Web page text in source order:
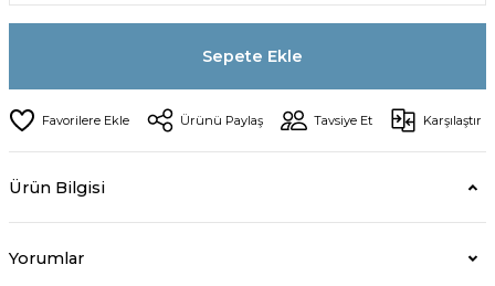
Sepete Ekle
Ürünü Paylaş Tavsiye Et Karşılaştır
Ürün Bilgisi
Yorumlar